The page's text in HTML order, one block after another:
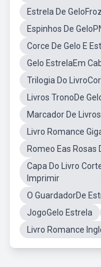
Estrela De
Espinhos De
Corce De Gelo E
Gelo EstrelaEm
Trilogia Do
Livros TronoDe
Marcador De
Livro Romance
Romeo Eas Rosas
Capa Do Livro
Imprimir
O GuardadorDe
JogoGelo Estrela
Livro Romance